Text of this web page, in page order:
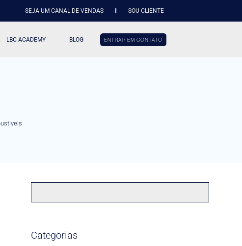
SEJA UM CANAL DE VENDAS SOU CLIENTE
LBC ACADEMY BLOG ENTRAR EM CONTATO
Categorias